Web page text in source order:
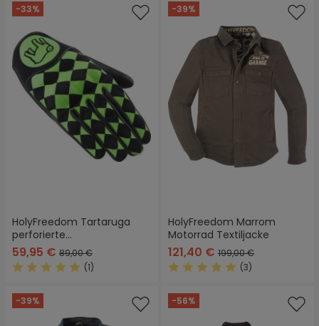
-33%
HolyFreedom Tartaruga
perforierte
Motorradhandschuhe
59,95 € 89,00 €
(1)
-39%
HolyFreedom Marrom
Motorrad Textiljacke
121,40 € 199,00 €
(3)
-39% -56%